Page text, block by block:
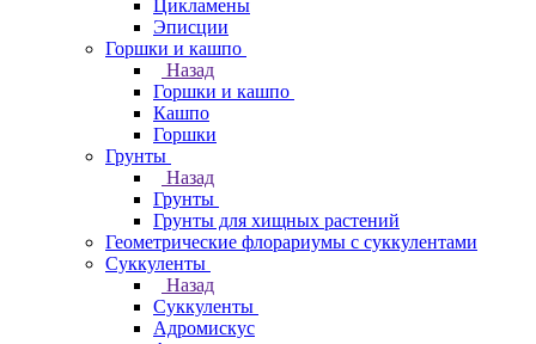
Цикламены
Эписции
Горшки и кашпо
Назад
Горшки и кашпо
Кашпо
Горшки
Грунты
Назад
Грунты
Грунты для хищных растений
Геометрические флорариумы с суккулентами
Суккуленты
Назад
Суккуленты
Адромискус